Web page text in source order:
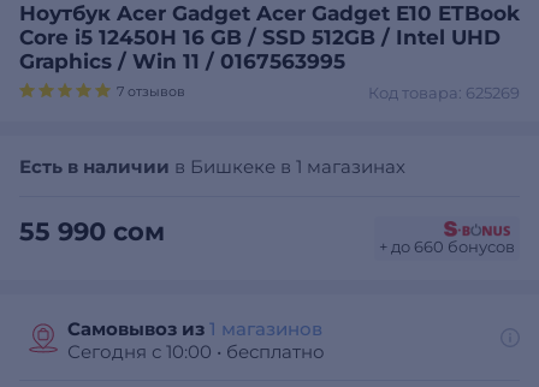
Ноутбук Acer Gadget Acer Gadget E10 ETBook
Core i5 12450H 16 GB / SSD 512GB / Intel UHD
Graphics / Win 11 / 0167563995
Код товара: 625269
7 отзывов
Есть в наличии в Бишкеке в 1 магазинах
55 990 сом + до 660 бонусов
Самовывоз из 1 магазинов
Сегодня с 10:00 • бесплатно